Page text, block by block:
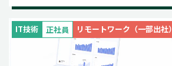
IT技術 正社員 リモートワーク（一部出社）